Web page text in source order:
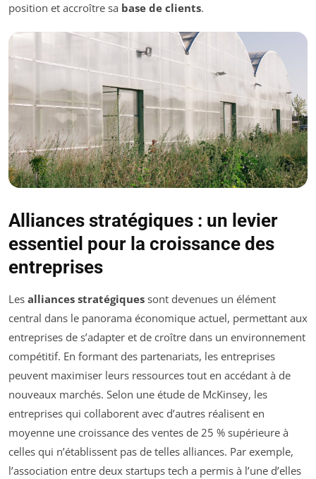
position et accroître sa base de clients.
Alliances stratégiques : un levier
essentiel pour la croissance des
entreprises
Les alliances stratégiques sont devenues un élément
central dans le panorama économique actuel, permettant aux
entreprises de s’adapter et de croître dans un environnement
compétitif. En formant des partenariats, les entreprises
peuvent maximiser leurs ressources tout en accédant à de
nouveaux marchés. Selon une étude de McKinsey, les
entreprises qui collaborent avec d’autres réalisent en
moyenne une croissance des ventes de 25 % supérieure à
celles qui n’établissent pas de telles alliances. Par exemple,
l’association entre deux startups tech a permis à l’une d’elles